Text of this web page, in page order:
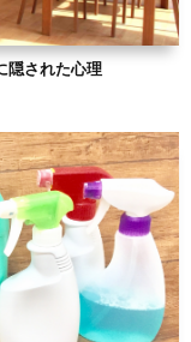
隠された心理